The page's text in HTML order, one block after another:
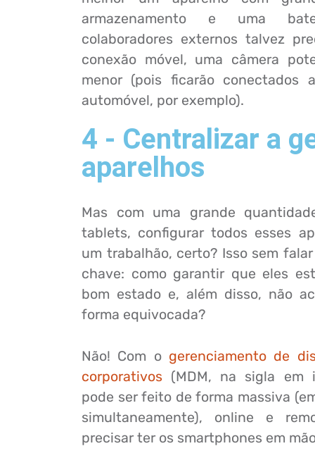
armazenamento e uma
colaboradores externos talvez
conexão móvel, uma câmera
menor (pois ficarão conectados
automóvel, por exemplo).
4 - Centralizar a
aparelhos
Mas com uma grande
tablets, configurar todos esses
um trabalhão, certo? Isso sem
chave: como garantir que eles
bom estado e, além disso, não
forma equivocada?
Não! Com o gerenciamento de
corporativos (MDM, na sigla em
pode ser feito de forma massiva
simultaneamente), online e
precisar ter os smartphones em